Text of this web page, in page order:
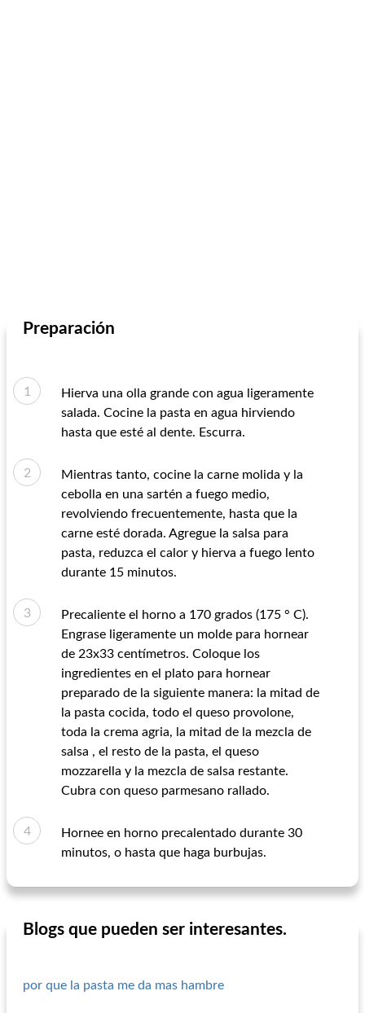
Preparación
Hierva una olla grande con agua ligeramente
salada. Cocine la pasta en agua hirviendo
hasta que esté al dente. Escurra.
Mientras tanto, cocine la carne molida y la
cebolla en una sartén a fuego medio,
revolviendo frecuentemente, hasta que la
carne esté dorada. Agregue la salsa para
pasta, reduzca el calor y hierva a fuego lento
durante 15 minutos.
Precaliente el horno a 170 grados (175 ° C).
Engrase ligeramente un molde para hornear
de 23x33 centímetros. Coloque los
ingredientes en el plato para hornear
preparado de la siguiente manera: la mitad de
la pasta cocida, todo el queso provolone,
toda la crema agria, la mitad de la mezcla de
salsa , el resto de la pasta, el queso
mozzarella y la mezcla de salsa restante.
Cubra con queso parmesano rallado.
Hornee en horno precalentado durante 30
minutos, o hasta que haga burbujas.
Blogs que pueden ser interesantes.
por que la pasta me da mas hambre